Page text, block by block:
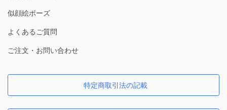
似顔絵ポーズ
よくあるご質問
ご注文・お問い合わせ
特定商取引法の記載